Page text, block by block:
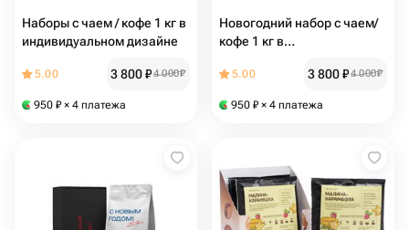
Наборы с чаем / кофе 1 кг в
индивидуальном дизайне
5.00 3 800₽4 000₽
950 ₽ × 4 платежа
Новогодний набор с чаем/
кофе 1 кг в
5.00 3 800₽4 000₽
950 ₽ × 4 платежа